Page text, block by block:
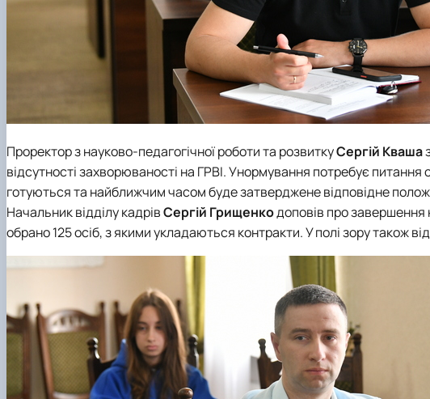
Проректор з науково-педагогічної роботи та розвиткуСергій Кваша
відсутності захворюваності на ГРВІ. Унормування потребує питання
готуються та найближчим часом буде затверджене відповідне
Начальниквідділу кадрівСергій Грищенкодоповів про завершення
обрано 125 осіб, з якими укладаються контракти. У полі зору також